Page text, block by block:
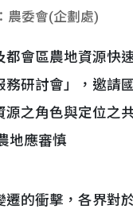
農委會(企劃處)
區農地資源快
研討會」，邀請
之角色與定位之
地應審慎
衝擊，各界對